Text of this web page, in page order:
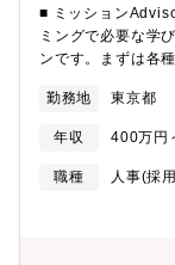
採用のディレクタ
名、マネジャー１
フ4名、派遣スタ
標準労働時間7時
す。「※企業紹介
務所は豊洲エリア
■ ミッション
ミングで必要な学
ンです。まずは各
経験に応じて、新
レンジできる環境
い、人員増加を支
す。事業の成長に
ョンでは、育成施
勤務地 東京都
年収 400万円
職種
人事(採